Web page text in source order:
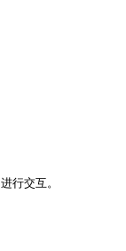
行交互。